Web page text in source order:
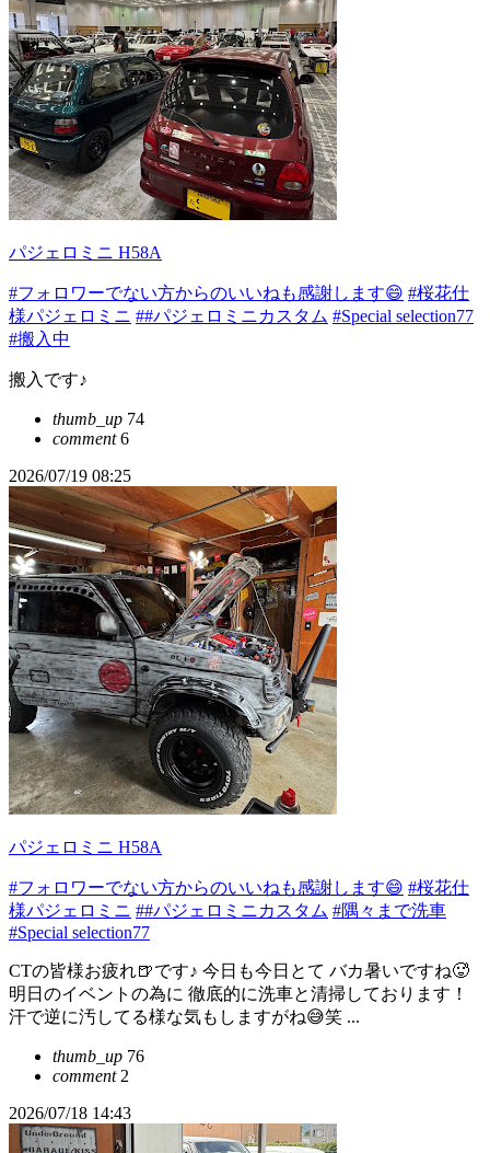
パジェロミニ H58A
#フォロワーでない方からのいいねも感謝します😄 #桜花仕
様パジェロミニ ##パジェロミニカスタム #Special selection77
#搬入中
搬入です♪
thumb_up 74
comment6
2026/07/19 08:25
パジェロミニ H58A
#フォロワーでない方からのいいねも感謝します😄 #桜花仕
様パジェロミニ ##パジェロミニカスタム #隅々まで洗車
#Special selection77
CTの皆様お疲れ🍺です♪ 今日も今日とて バカ暑いですね🥵
明日のイベントの為に 徹底的に洗車と清掃しております！
汗で逆に汚してる様な気もしますがね😅笑 ...
thumb_up 76
comment2
2026/07/18 14:43